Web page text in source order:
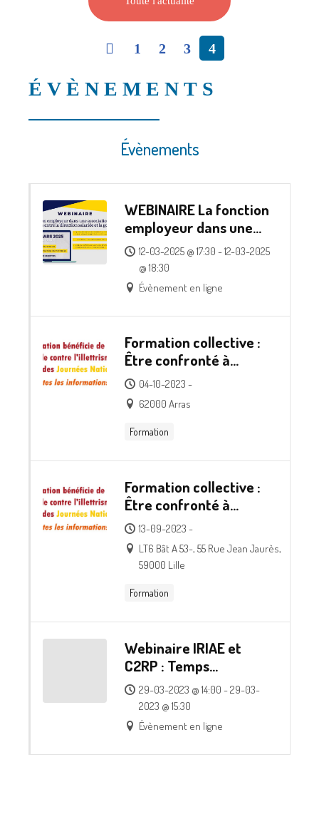
1 2 3 4
ÉVÈNEMENTS
Évènements
WEBINAIRE La fonction
employeur dans une
association : quelles
articulations entre la
direction salariée et la
gouvernance ?
12-03-2025 @ 17:30 - 12-03-2025
@ 18:30
Évènement en ligne
Formation collective :
Être confronté à
l’accompagnement
d’une personne en
situation d’illettrisme
04-10-2023 -
62000 Arras
Formation
Formation collective :
Être confronté à
l’accompagnement
d’une personne en
situation d’illettrisme
13-09-2023 -
LT6 Bât A 53-, 55 Rue Jean Jaurès,
59000 Lille
Formation
Webinaire IRIAE et
C2RP : Temps
d’information et
d’échange autour des
modalités d’orientation
et de prescription des
publics
29-03-2023 @ 14:00 - 29-03-
2023 @ 15:30
Évènement en ligne